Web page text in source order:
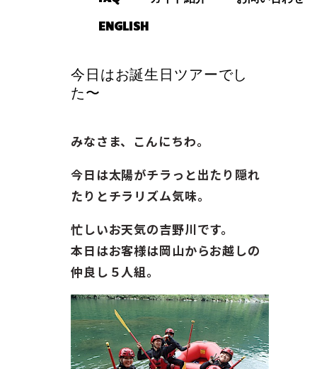
ENGLISH
ガイド紹介
お問い合わせ
ENGLISH
今日はお誕生日ツアーでし
た〜
みなさま、こんにちわ。
今日は太陽がチラっと出たり隠れ
たりとチラリズム気味。
忙しいお天気の吉野川です。
本日はお客様は岡山からお越しの
仲良し５人組。